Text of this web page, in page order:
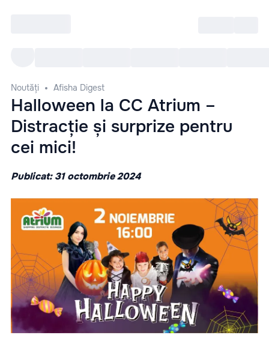
Noutăți Afisha Digest
Halloween la CC Atrium –
Distracție și surprize pentru
cei mici!
Publicat: 31 octombrie 2024